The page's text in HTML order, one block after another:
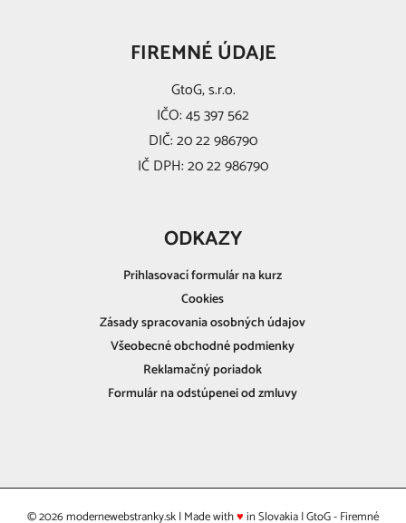
FIREMNÉ ÚDAJE
GtoG, s.r.o.
IČO: 45 397 562
DIČ: 20 22 986790
IČ DPH: 20 22 986790
ODKAZY
Prihlasovací formulár na kurz
Cookies
Zásady spracovania osobných údajov
Všeobecné obchodné podmienky
Reklamačný poriadok
Formulár na odstúpenei od zmluvy
©2026modernewebstranky.sk| Made with♥in Slovakia | GtoG - Firemné